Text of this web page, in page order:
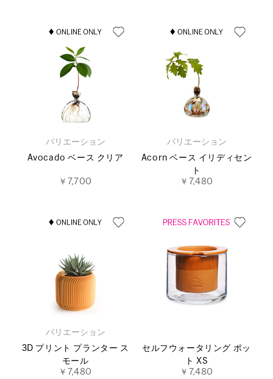
バリエーション
Avocado ベース クリア
￥7,700
バリエーション
Acorn ベース イリディセン
ト
￥7,480
バリエーション
3D プリント プランター ス
モール
￥7,480
セルフウォータリング ポッ
ト XS
￥7,480